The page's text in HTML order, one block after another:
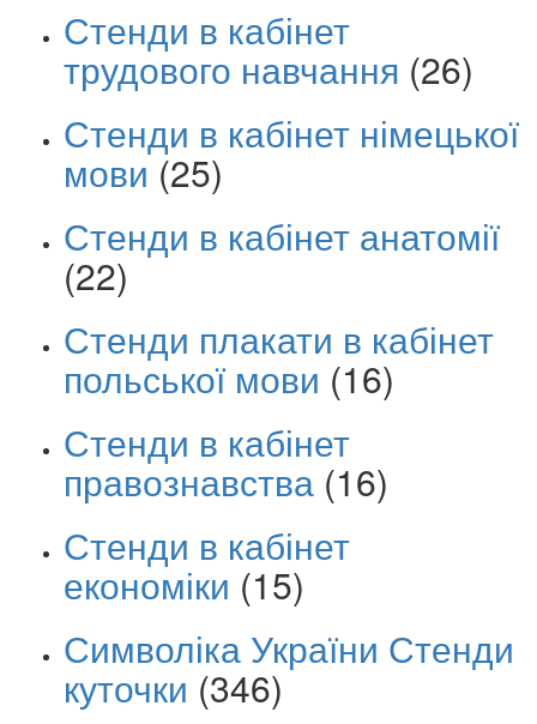
Стенди в кабінет
трудового навчання (26)
Стенди в кабінет німецької
мови (25)
Стенди в кабінет анатомії
(22)
Стенди плакати в кабінет
польської мови (16)
Стенди в кабінет
правознавства (16)
Стенди в кабінет
економіки (15)
Символіка України Стенди
куточки (346)